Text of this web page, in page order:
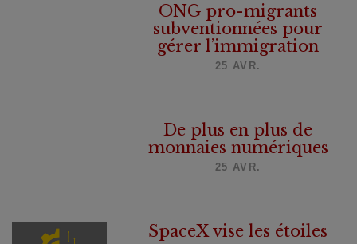
ONG pro-migrants
subventionnées pour
gérer l’immigration
25 AVR.
De plus en plus de
monnaies numériques
25 AVR.
SpaceX vise les étoiles